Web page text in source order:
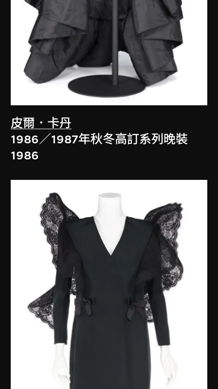
皮爾．卡丹
1986／1987年秋冬高訂系列晚裝
1986